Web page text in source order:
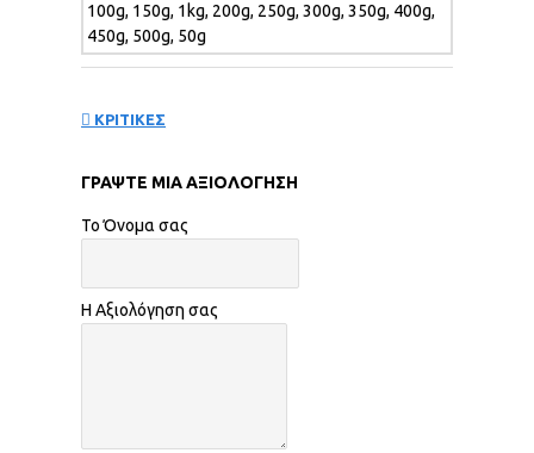
100g, 150g, 1kg, 200g, 250g, 300g, 350g, 400g,
450g, 500g, 50g
ΚΡΙΤΙΚΕΣ
ΓΡΆΨΤΕ ΜΙΑ ΑΞΙΟΛΌΓΗΣΗ
Το Όνομα σας
Η Αξιολόγηση σας